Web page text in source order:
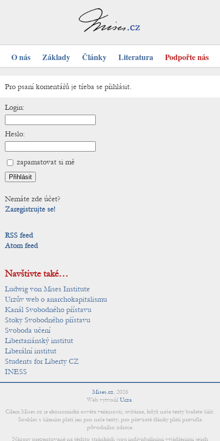
O nás Základy Články Literatura Podpořte nás
Pro psaní komentářů je třeba se přihlásit.
Login:
Heslo:
zapamatovat si mě
Nemáte zde účet?
Zaregistrujte se!
RSS feed
Atom feed
Navštivte také…
Ludwig von Mises Institute
Urzův web o anarchokapitalismu
Kanál Svobodného přístavu
Stoky Svobodného přístavu
Svoboda učení
Libertariánský institut
Liberální institut
Students for Liberty CZ
INESS
Mises.cz, 2026
Web vytvořil Urza.
Cílem Mises.cz je ekonomická osvěta veřejnosti; uvítáme, když naše texty budete šířit.
Souhlas s šířením platí jen pro naše texty; pro převzaté články platí pravidla
původního zdroje.
Názory prezentované na těchto stránkách jsou individuálními vyjádřeními jejich